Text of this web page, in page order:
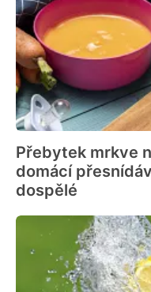
Přebytek mrkve
domácí
dospělé